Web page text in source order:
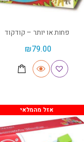
פחות או יותר – קודקוד
₪79.00
אזל מהמלאי